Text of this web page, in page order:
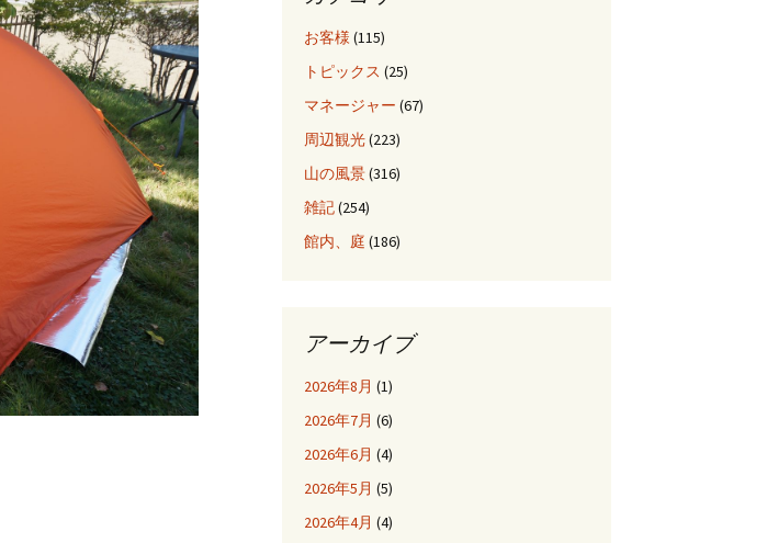
お客様 (115)
トピックス (25)
マネージャー (67)
周辺観光(223)
山の風景(316)
雑記(254)
館内、庭 (186)
アーカイブ
2026年8月 (1)
2026年7月 (6)
2026年6月 (4)
2026年5月 (5)
2026年4月 (4)